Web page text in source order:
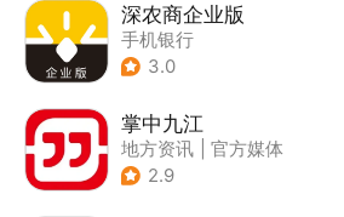
深农商企业版
手机银行
3.0
掌中九江
地方资讯
官方媒体
2.9